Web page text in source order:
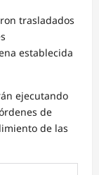
trasladados
establecida
ejecutando
de
de las